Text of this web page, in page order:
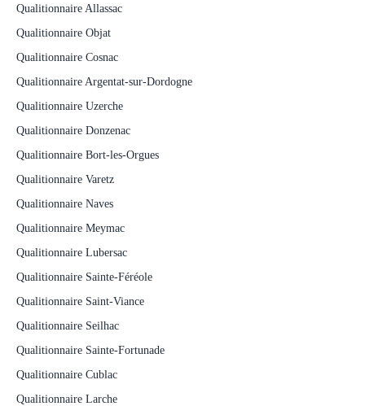
Qualitionnaire Allassac
Qualitionnaire Objat
Qualitionnaire Cosnac
Qualitionnaire Argentat-sur-Dordogne
Qualitionnaire Uzerche
Qualitionnaire Donzenac
Qualitionnaire Bort-les-Orgues
Qualitionnaire Varetz
Qualitionnaire Naves
Qualitionnaire Meymac
Qualitionnaire Lubersac
Qualitionnaire Sainte-Féréole
Qualitionnaire Saint-Viance
Qualitionnaire Seilhac
Qualitionnaire Sainte-Fortunade
Qualitionnaire Cublac
Qualitionnaire Larche